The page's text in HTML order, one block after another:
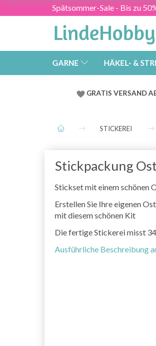
Spätsommer-Sale - Bis zu
GARNE HÄKEL- &
GRATIS VERSAND
STICKEREI
Stickpackung
Stickset mit einem schönen
Erstellen Sie Ihre eigenen
mit diesem schönen Kit
Die fertige Stickerei misst
Ausführliche Beschreibung